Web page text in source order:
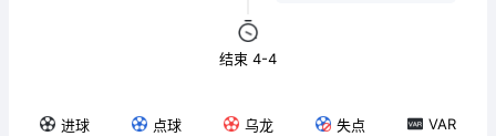
结束 4-4
进球 点球 乌龙 失点 VAR